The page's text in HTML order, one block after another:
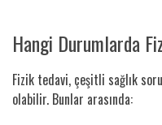
Hangi Durumlarda
Fizik tedavi, çeşitli sağlık
olabilir. Bunlar arasında: